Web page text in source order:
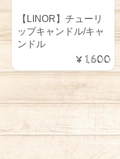
【LINOR】チューリ
ップキャンドル/キャ
ンドル
¥1,600